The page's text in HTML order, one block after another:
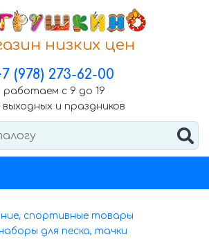
низких цен
(978) 273-62-00
работаем с 9 до 19
выходных и праздников
спортивные товары
для песка, тачки